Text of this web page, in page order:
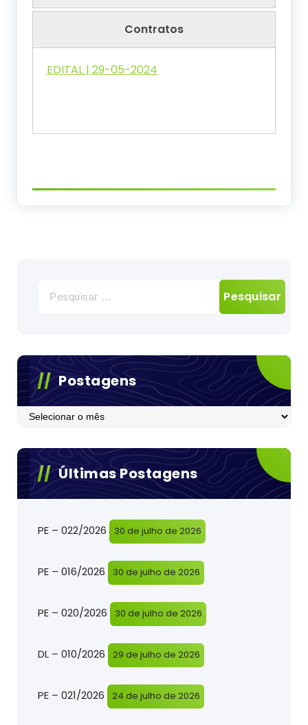
Contratos
EDITAL | 29-05-2024
por:
Postagens
Postagens
Últimas Postagens
PE – 022/2026 30 de julho de 2026
PE – 016/2026 30 de julho de 2026
PE – 020/2026 30 de julho de 2026
DL – 010/2026 29 de julho de 2026
PE – 021/2026 24 de julho de 2026